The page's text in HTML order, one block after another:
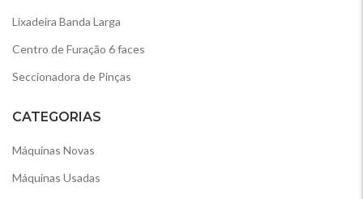
Lixadeira Banda Larga
Centro de Furação 6 faces
Seccionadora de Pinças
CATEGORIAS
Máquinas Novas
Máquinas Usadas